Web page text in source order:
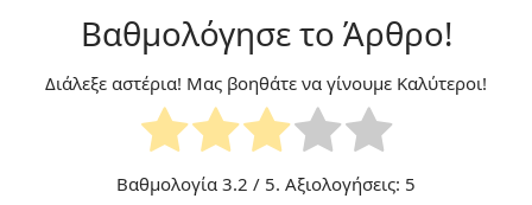
Βαθμολόγησε το Άρθρο!
Διάλεξε αστέρια! Μας βοηθάτε να γίνουμε Καλύτεροι!
Βαθμολογία 3.2 / 5. Αξιολογήσεις: 5